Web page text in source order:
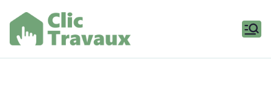
contenu